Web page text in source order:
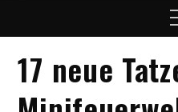
17 neue